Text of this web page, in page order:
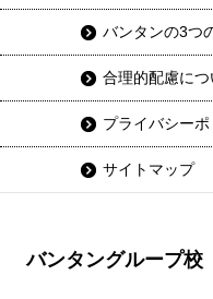
バンタンの3つ
合理的配慮につ
プライバシーポ
サイトマップ
バンタングループ校